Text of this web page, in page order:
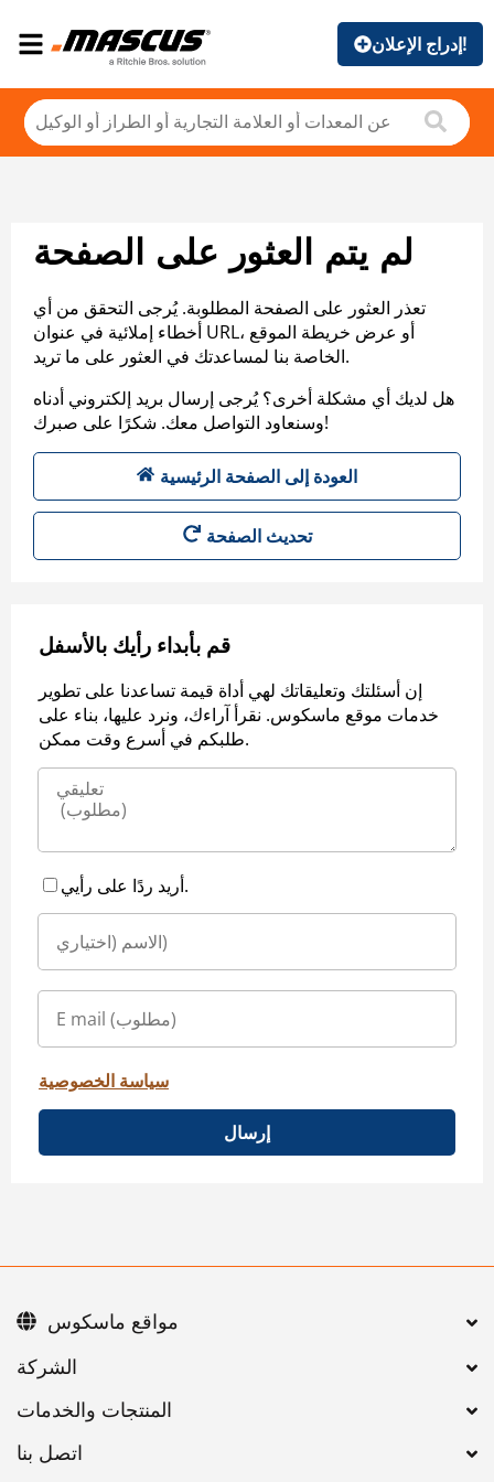
إدراج الإعلان!
لم يتم العثور على الصفحة
تعذر العثور على الصفحة المطلوبة. يُرجى التحقق من أي
أخطاء إملائية في عنوان URL، أو عرض خريطة الموقع
الخاصة بنا لمساعدتك في العثور على ما تريد.
هل لديك أي مشكلة أخرى؟ يُرجى إرسال بريد إلكتروني أدناه
وسنعاود التواصل معك. شكرًا على صبرك!
العودة إلى الصفحة الرئيسية
تحديث الصفحة
قم بأبداء رأيك بالأسفل
إن أسئلتك وتعليقاتك لهي أداة قيمة تساعدنا على تطوير
خدمات موقع ماسكوس. نقرأ آراءك، ونرد عليها، بناء على
طلبكم في أسرع وقت ممكن.
أريد ردًا على رأيي.
سياسة الخصوصية
إرسال
اتصل بنا
مواقع ماسكوس